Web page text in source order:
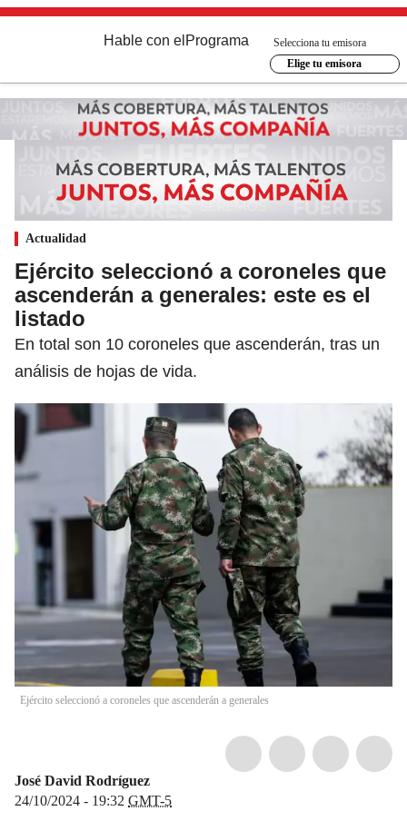
Hable con el Programa
Selecciona tu emisora
Elige tu emisora
Actualidad
Ejército seleccionó a coroneles que
ascenderán a generales: este es el
listado
En total son 10 coroneles que ascenderán, tras un
análisis de hojas de vida.
Ejército seleccionó a coroneles que ascenderán a generales
José David Rodríguez
24/10/2024 - 19:32 GMT-5